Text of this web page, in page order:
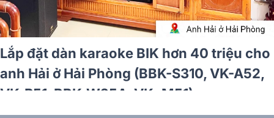
Lắp đặt dàn karaoke BIK hơn 40
anh Hải ở Hải Phòng (BBK-S310,
VK-R51, BBK-W25A, VK- M51)